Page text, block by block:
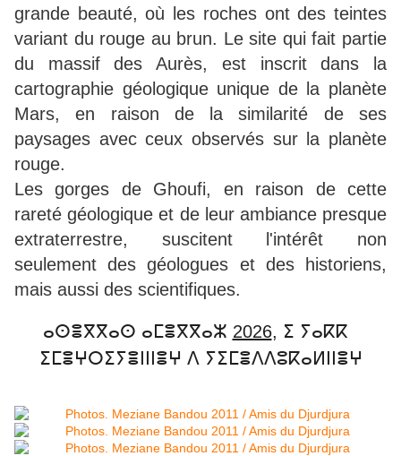
grande beauté, où les roches ont des teintes
variant du rouge au brun. Le site qui fait partie
du massif des Aurès, est inscrit dans la
cartographie géologique unique de la planète
Mars, en raison de la similarité de ses
paysages avec ceux observés sur la planète
rouge.
Les gorges de Ghoufi, en raison de cette
rareté géologique et de leur ambiance presque
extraterrestre, suscitent l'intérêt non
seulement des géologues et des historiens,
mais aussi des scientifiques.
ⴰⵙⴻⴳⴳⴰⵙ ⴰⵎⴻⴳⴳⴰⵣ 2026, ⵉ ⵢⴰⴽⴽ
ⵉⵎⴻⵖⵔⵉⵢⴻⵏⵏⵏⴻⵖ ⴷ ⵢⵉⵎⴻⴷⴷⵓⴽⴰⵍⵏⵏⴻⵖ